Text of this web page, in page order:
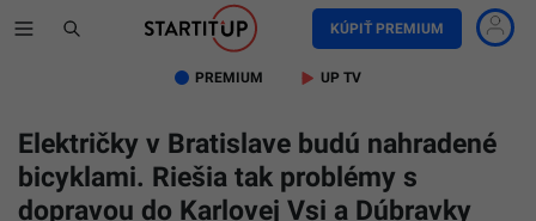
KÚPIŤ PREMIUM
PREMIUM UP TV
Električky v Bratislave budú nahradené
bicyklami. Riešia tak problémy s
dopravou do Karlovej Vsi a Dúbravky